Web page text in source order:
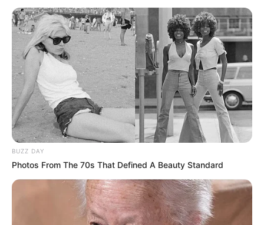
BUZZ DAY
Photos From The 70s That Defined A Beauty Standard